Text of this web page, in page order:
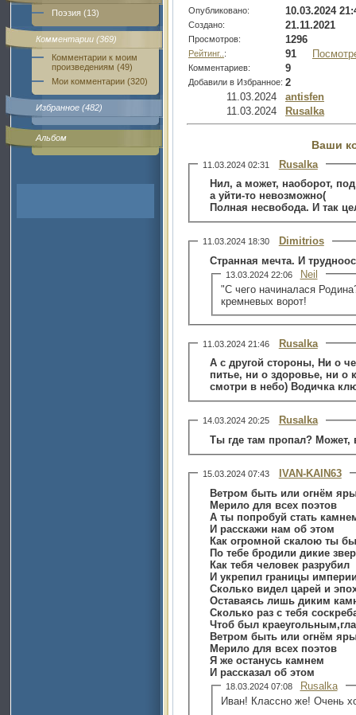
Поэзия (13)
Комментарии (369)
Комментарии к моим
произведениям (49)
Мои комментарии (320)
Избранное (482)
Альбом
Опубликовано: 10.03.2024
Создано: 21.11.2021
Просмотров: 1296
Рейтинг.. : 91
Комментариев: 9
Добавили в Избранное: 2
11.03.2024
antisfen
11.03.2024
Rusalka
Ваши
11.03.2024 02:31
Rusalka
Нил, а может, наоборот,
а уйти-то невозможно(
Полная несвобода. И так
11.03.2024 18:30
Dimitrios
Странная мечта. И
13.03.2024 22:06
Neil
"С чего начиналася
кремневых ворот!
11.03.2024 21:46
Rusalka
А с другой стороны, Ни о
питье, ни о здоровье, ни о
смотри в небо) Водичка
14.03.2024 20:25
Rusalka
Ты где там пропал? Может,
15.03.2024 07:43
IVAN-KAIN63
Ветром быть или огнём
Мерило для всех поэтов
А ты попробуй стать
И расскажи нам об этом
Как огромной скалою ты
По тебе бродили дикие
Как тебя человек разрубил
И укрепил границы
Сколько видел царей и
Оставаясь лишь диким
Сколько раз с тебя
Чтоб был
Ветром быть или огнём
Мерило для всех поэтов
Я же останусь камнем
И рассказал об этом
18.03.2024 07:08
Rusalka
Иван! Классно же! Очень